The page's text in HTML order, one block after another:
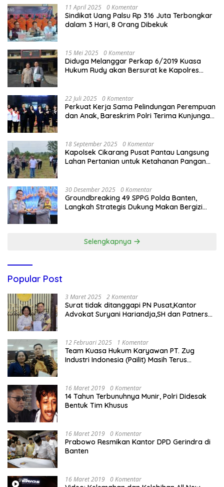
11 April 2025 0 Komentar
Sindikat Uang Palsu Rp 316 Juta Terbongkar
dalam 3 Hari, 8 Orang Dibekuk
15 Mei 2025 0 Komentar
Diduga Melanggar Perkap 6/2019 Kuasa
Hukum Rudy akan Bersurat ke Kapolres
22 Juli 2025 0 Komentar
Perkuat Kerja Sama Pelindungan Perempuan
dan Anak, Bareskrim Polri Terima Kunjungan
18 September 2025 0 Komentar
Kapolsek Cikarang Pusat Pantau Langsung
Lahan Pertanian untuk Ketahanan Pangan
30 Desember 2025 0 Komentar
Groundbreaking 49 SPPG Polda Banten,
Langkah Strategis Dukung Makan Bergizi
Selengkapnya
Popular Post
3 Maret 2025 2 Komentar
Surat tidak ditanggapi PN Pusat,Kantor
Advokat Suryani Hariandja,SH dan Patners
12 Februari 2025 1 Komentar
Team Kuasa Hukum Karyawan PT. Zug
Industri Indonesia (Pailit) Masih Terus
16 Maret 2019 0 Komentar
14 Tahun Terbunuhnya Munir, Polri Didesak
Bentuk Tim Khusus
16 Maret 2019 0 Komentar
Prabowo Resmikan Kantor DPD Gerindra di
Banten
16 Maret 2019 0 Komentar